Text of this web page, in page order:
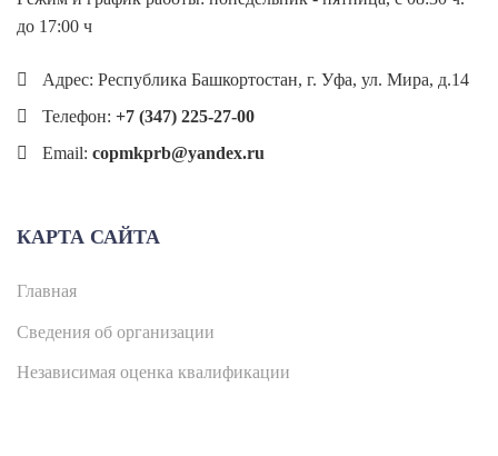
до 17:00 ч
Адрес: Республика Башкортостан, г. Уфа, ул. Мира, д.14
Телефон: +7 (347) 225-27-00
Email: copmkprb@yandex.ru
КАРТА САЙТА
Главная
Сведения об организации
Независимая оценка квалификации